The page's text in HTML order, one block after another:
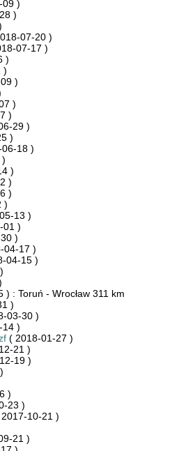
09 )
)
07-20 )
07-17 )
)
)
)
)
)
29 )
)
18 )
)
)
)
)
13 )
01 )
)
04-17 )
04-15 )
) : Toruń - Wrocław 311 km
)
03-30 )
14 )
( 2018-01-27 )
21 )
19 )
)
23 )
10-21 )
21 )